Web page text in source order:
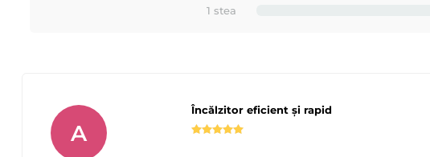
1 stea
Încălzitor eficient și rapid
A